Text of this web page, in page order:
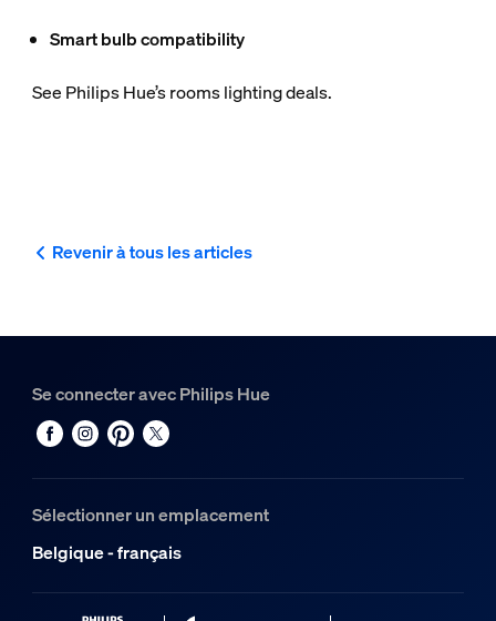
Smart bulb compatibility
See Philips Hue’s rooms lighting deals.
Revenir à tous les articles
Se connecter avec Philips Hue
Sélectionner un emplacement
Belgique - français